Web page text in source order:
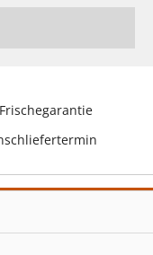
Frischegarantie